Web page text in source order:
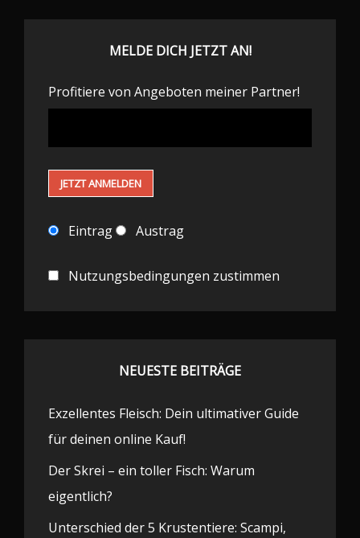
MELDE DICH JETZT AN!
Profitiere von Angeboten meiner Partner!
Eintrag Austrag
Nutzungsbedingungen zustimmen
NEUESTE BEITRÄGE
Exzellentes Fleisch: Dein ultimativer Guide
für deinen online Kauf!
Der Skrei – ein toller Fisch: Warum
eigentlich?
Unterschied der 5 Krustentiere: Scampi,